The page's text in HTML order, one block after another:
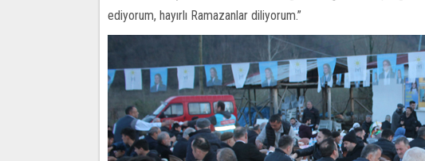
ediyorum, hayırlı Ramazanlar diliyorum.”